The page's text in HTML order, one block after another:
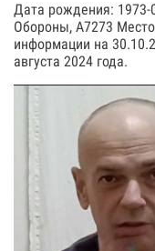
Дата рождения: 1973-
Обороны, А7273
информации на
августа 2024 года.